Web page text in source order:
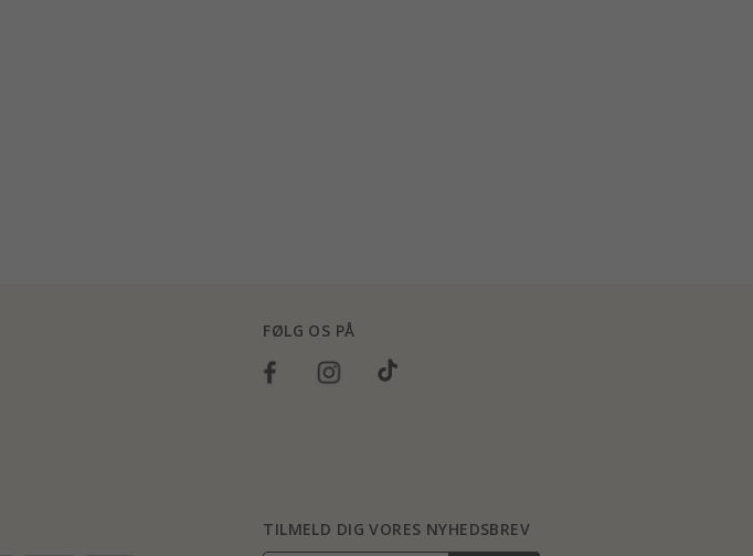
FØLG OS PÅ
TILMELD DIG VORES NYHEDSBREV